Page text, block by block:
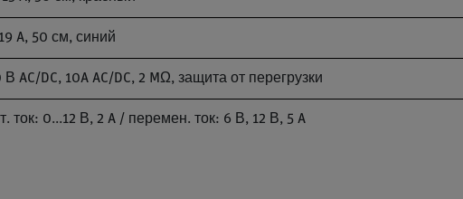
A, 50 см, синий
AC/DC, 10A AC/DC, 2 MΩ, защита от перегрузки
ток: 0...12 В, 2 A / перемен. ток: 6 В, 12 В, 5 A